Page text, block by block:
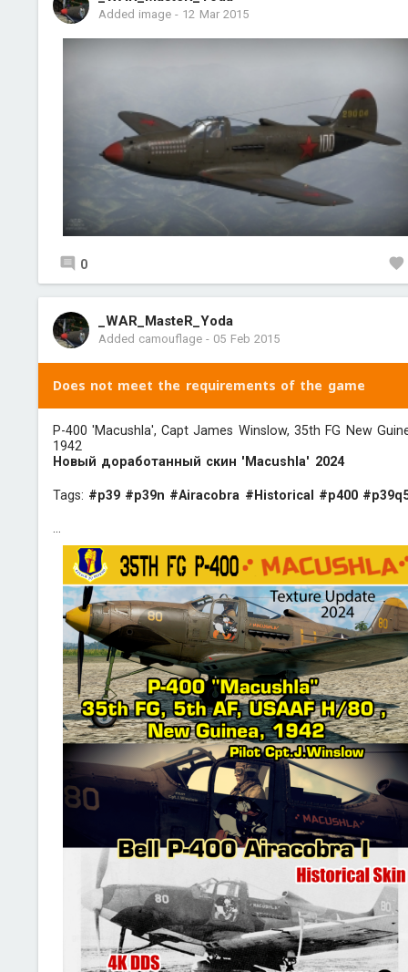
Added image- 12 Mar 2015
0
_WAR_MasteR_Yoda
Added camouflage- 05 Feb 2015
Does not meet the requirements of the game
P-400 'Macushla', Capt James Winslow, 35th FG New
1942
Новый доработанный скин 'Macushla' 2024
Tags: #p39 #p39n #Airacobra #Historical #p400